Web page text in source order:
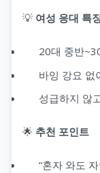
💡 여성 응대 특
20대 중반
바잉 강요 없
성급하지 않
🌟 추천 포인트
“혼자 와도